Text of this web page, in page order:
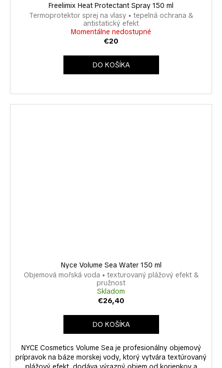
Freelimix Heat Protectant Spray 150 ml
Termoprotektor sprej na vlasy • tepelná ochrana &
antistatický efekt
Momentálne nedostupné
€20
DO KOŠÍKA
Nyce Volume Sea Water 150 ml
Objemová mořská voda • texturovaný plážový efekt &
pružnost
Skladom
€26,40
DO KOŠÍKA
NYCE Cosmetics Volume Sea je profesionálny objemový
prípravok na báze morskej vody, ktorý vytvára textúrovaný